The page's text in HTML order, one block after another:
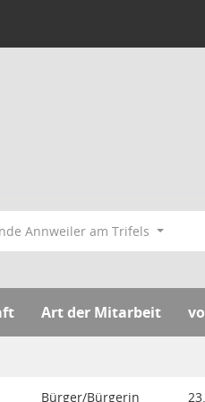
Annweiler am Trifels
Art der Mitarbeit
Bürger/Bürgerin